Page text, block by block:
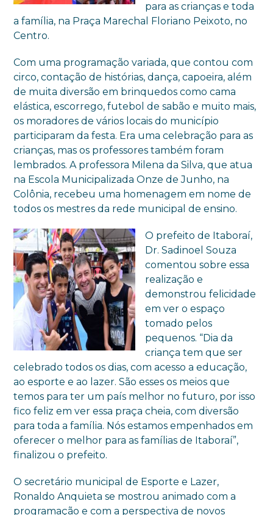
para as crianças e toda
a família, na Praça Marechal Floriano Peixoto, no
Centro.
Com uma programação variada, que contou com
circo, contação de histórias, dança, capoeira, além
de muita diversão em brinquedos como cama
elástica, escorrego, futebol de sabão e muito mais,
os moradores de vários locais do município
participaram da festa. Era uma celebração para as
crianças, mas os professores também foram
lembrados. A professora Milena da Silva, que atua
na Escola Municipalizada Onze de Junho, na
Colônia, recebeu uma homenagem em nome de
todos os mestres da rede municipal de ensino.
O prefeito de Itaboraí,
Dr. Sadinoel Souza
comentou sobre essa
realização e
demonstrou felicidade
em ver o espaço
tomado pelos
pequenos. “Dia da
criança tem que ser
celebrado todos os dias, com acesso a educação,
ao esporte e ao lazer. São esses os meios que
temos para ter um país melhor no futuro, por isso
fico feliz em ver essa praça cheia, com diversão
para toda a família. Nós estamos empenhados em
oferecer o melhor para as famílias de Itaboraí”,
finalizou o prefeito.
O secretário municipal de Esporte e Lazer,
Ronaldo Anquieta se mostrou animado com a
programação e com a perspectiva de novos